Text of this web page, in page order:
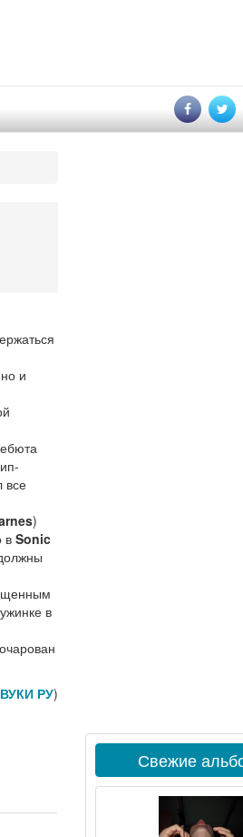
и
все
)
в Sonic
в
РУ)
Свежие